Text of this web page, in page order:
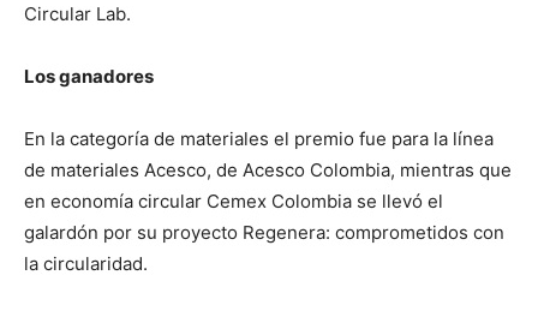
Circular Lab.
Los ganadores
En la categoría de materiales el premio fue para la línea
de materiales Acesco, de Acesco Colombia, mientras que
en economía circular Cemex Colombia se llevó el
galardón por su proyecto Regenera: comprometidos con
la circularidad.